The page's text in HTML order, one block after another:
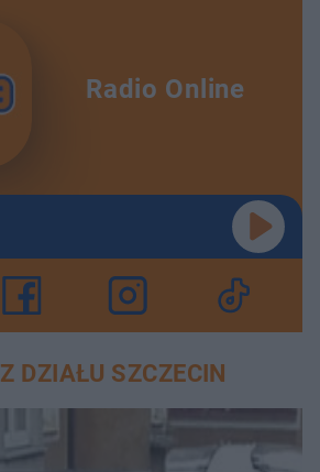
Radio Online
DZIAŁU SZCZECIN